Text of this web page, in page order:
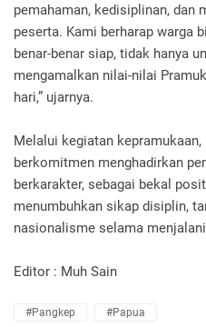
pemahaman, kedisiplinan, dan
peserta. Kami berharap warga
benar-benar siap, tidak hanya
mengamalkan nilai-nilai
hari,” ujarnya.
Melalui kegiatan kepramukaan,
berkomitmen menghadirkan
berkarakter, sebagai bekal
menumbuhkan sikap disiplin,
nasionalisme selama
Editor : Muh Sain
#Pangkep #Papua